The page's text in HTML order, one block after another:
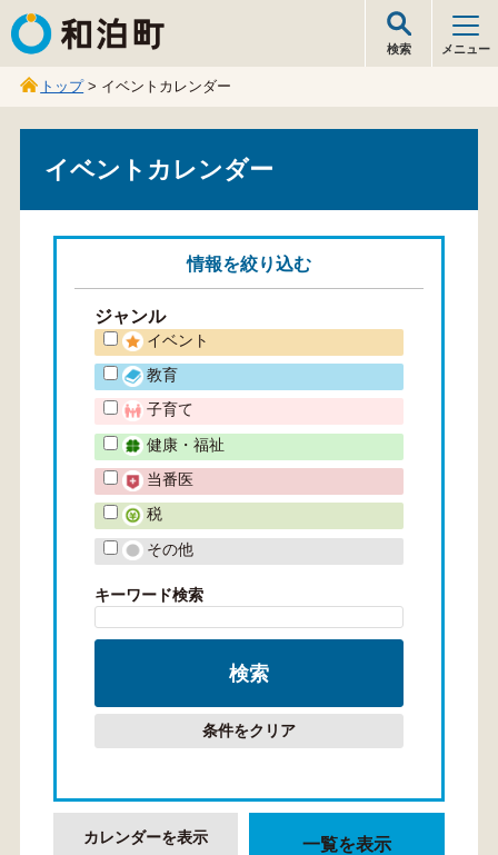
和泊町
検索 メニュー
トップ> イベントカレンダー
イベントカレンダー
情報を絞り込む
ジャンル
イベント
教育
子育て
健康・福祉
当番医
税
その他
キーワード検索
条件をクリア
カレンダーを表示 一覧を表示